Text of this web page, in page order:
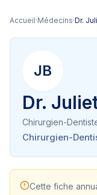
Accueil·Médecins·Dr.
JB
Dr.
Chirurgien-
Chirurgien-
Cette fiche